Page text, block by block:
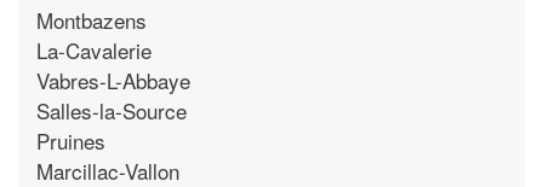
Montbazens
La-Cavalerie
Vabres-L-Abbaye
Salles-la-Source
Pruines
Marcillac-Vallon